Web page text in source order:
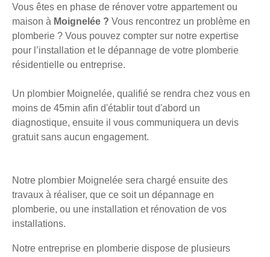
Vous êtes en phase de rénover votre appartement ou
maison à Moignelée ? Vous rencontrez un problème en
plomberie ? Vous pouvez compter sur notre expertise
pour l’installation et le dépannage de votre plomberie
résidentielle ou entreprise.
Un plombier Moignelée, qualifié se rendra chez vous en
moins de 45min afin d'établir tout d'abord un
diagnostique, ensuite il vous communiquera un devis
gratuit sans aucun engagement.
Notre plombier Moignelée sera chargé ensuite des
travaux à réaliser, que ce soit un dépannage en
plomberie, ou une installation et rénovation de vos
installations.
Notre entreprise en plomberie dispose de plusieurs